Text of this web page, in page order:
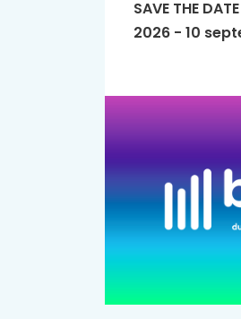
SAVE THE
2026 - 10